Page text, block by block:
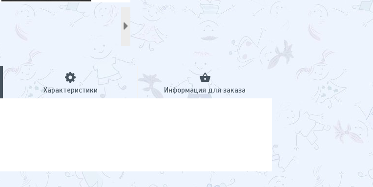
Характеристики Информация для заказа